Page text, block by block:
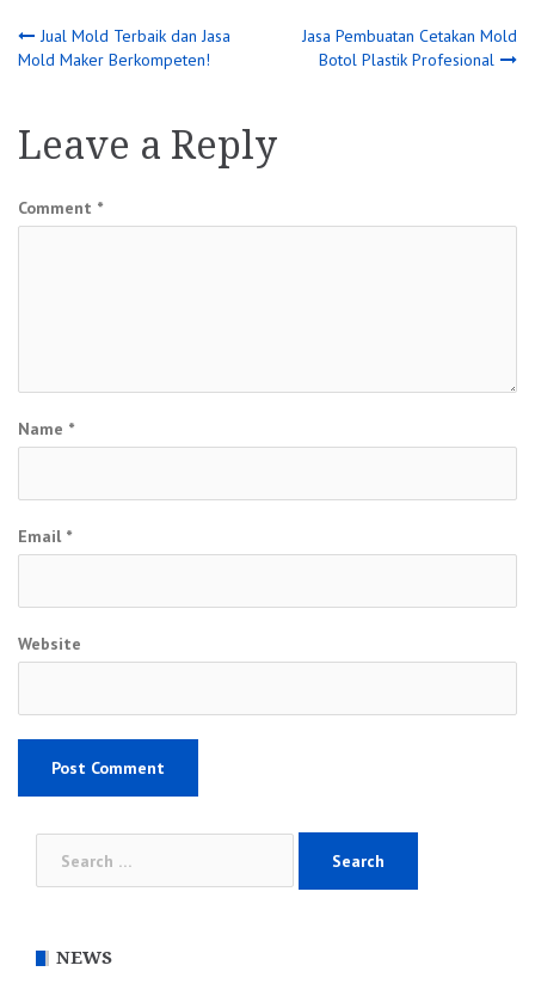
Post
Jual Mold Terbaik dan Jasa
Mold Maker Berkompeten!
Jasa Pembuatan Cetakan Mold
Botol Plastik Profesional
Leave a Reply
Comment *
Name *
Email *
Website
NEWS